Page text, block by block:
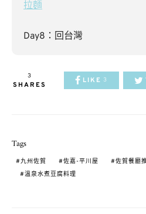
拉麵
Day8：回台灣
3
SHARES
LIKE 3
Tags
九州佐賀 佐嘉-平川屋 佐賀餐廳
溫泉水煮豆腐料理